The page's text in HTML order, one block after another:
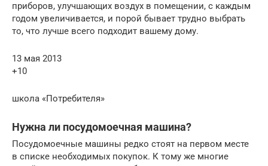
приборов, улучшающих воздух в помещении, с каждым
годом увеличивается, и порой бывает трудно выбрать
то, что лучше всего подходит вашему дому.
13 мая 2013
+10
школа «Потребителя»
Нужна ли посудомоечная машина?
Посудомоечные машины редко стоят на первом месте
в списке необходимых покупок. К тому же многие